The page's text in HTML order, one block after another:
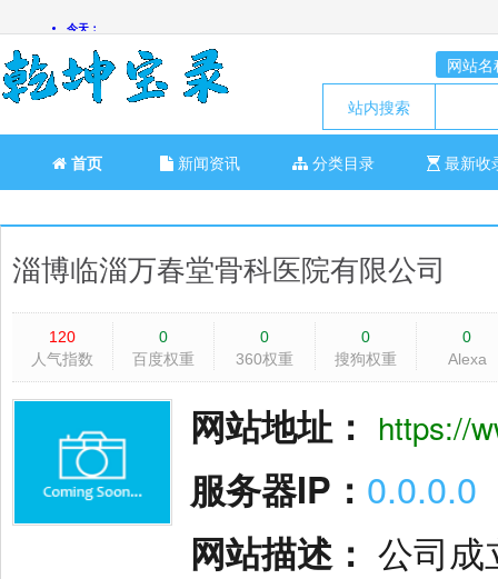
网站名
站内搜索
首页 新闻资讯 分类目录 最新收
淄博临淄万春堂骨科医院有限公司
120
人气指数
0
百度权重
0
360权重
0
搜狗权重
0
Alexa
网站地址： https://
服务器IP： 0.0.0.0
网站描述： 公司成